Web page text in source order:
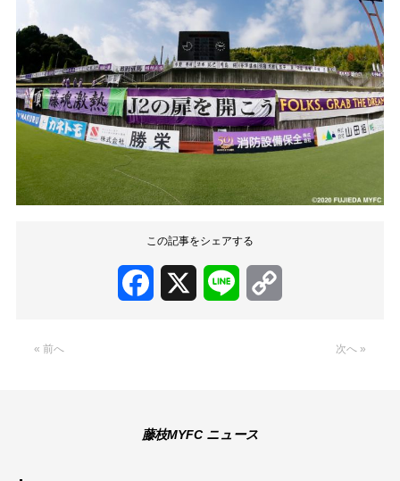
この記事をシェアする
Facebook Line
« 前へ 次へ »
藤枝MYFC ニュース